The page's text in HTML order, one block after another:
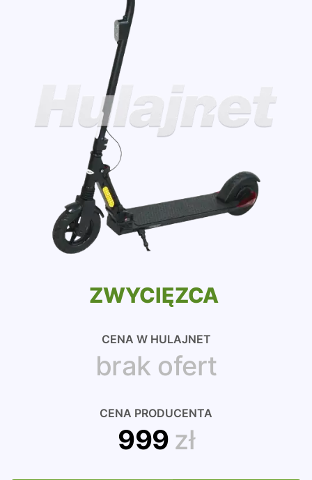
ZWYCIĘZCA
CENA W HULAJNET
brak ofert
CENA PRODUCENTA
999 zł